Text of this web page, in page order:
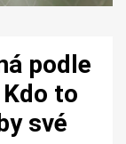
podle
to
své